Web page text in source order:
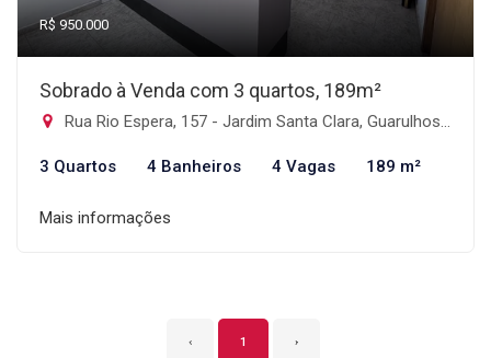
R$ 950.000
Sobrado à Venda com 3 quartos, 189m²
Rua Rio Espera, 157 - Jardim Santa Clara, Guarulhos-SP
3 Quartos 4 Banheiros 4 Vagas 189 m²
Mais informações
‹ 1 ›